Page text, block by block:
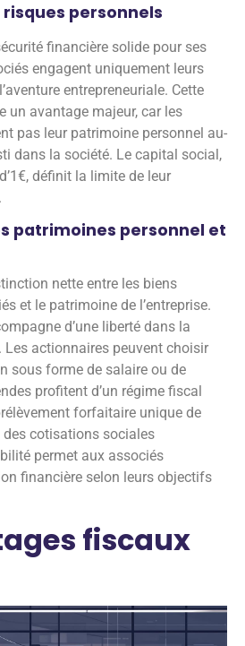
personnels
financière solide pour ses
engagent uniquement leurs
entrepreneuriale. Cette
un avantage majeur, car les
pas leur patrimoine personnel au-
dans la société. Le capital social,
définit la limite de leur
patrimoines personnel et
nette entre les biens
et le patrimoine de l’entreprise.
d’une liberté dans la
Les actionnaires peuvent choisir
sous forme de salaire ou de
profitent d’un régime fiscal
forfaitaire unique de
cotisations sociales
permet aux associés
financière selon leurs objectifs
fiscaux